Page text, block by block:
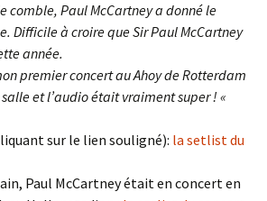
comble, Paul McCartney a donné le
Difficile à croire que Sir Paul McCartney
année.
premier concert au Ahoy de Rotterdam
et l’audio était vraiment super ! «
sur le lien souligné): la setlist du
Paul McCartney était en concert en